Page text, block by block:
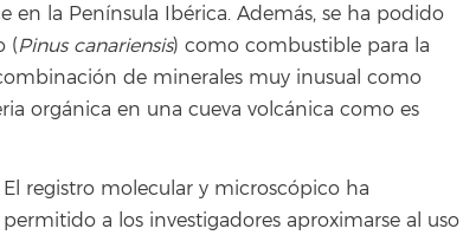
en la Península Ibérica. Además, se ha podido
(Pinus canariensis) como combustible para la
de minerales muy inusual como
orgánica en una cueva volcánica como es
El registro molecular y microscópico ha
permitido a los investigadores aproximarse al uso